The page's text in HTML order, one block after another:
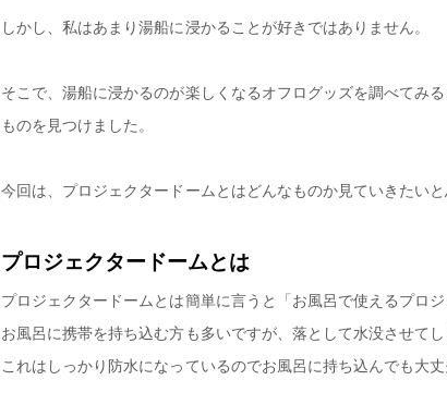
しかし、私はあまり湯船に浸かることが好きではありません。
そこで、湯船に浸かるのが楽しくなるオフログッズを調べてみる
ものを見つけました。
今回は、プロジェクタードームとはどんなものか見ていきたいと
プロジェクタードームとは
プロジェクタードームとは簡単に言うと「お風呂で使えるプロジ
お風呂に携帯を持ち込む方も多いですが、落として水没させて
これはしっかり防水になっているのでお風呂に持ち込んでも大丈